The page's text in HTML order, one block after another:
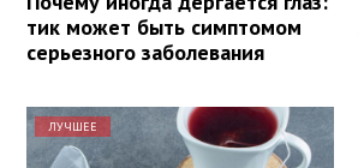
тик может быть симптомом
серьезного заболевания
ЛУЧШЕЕ